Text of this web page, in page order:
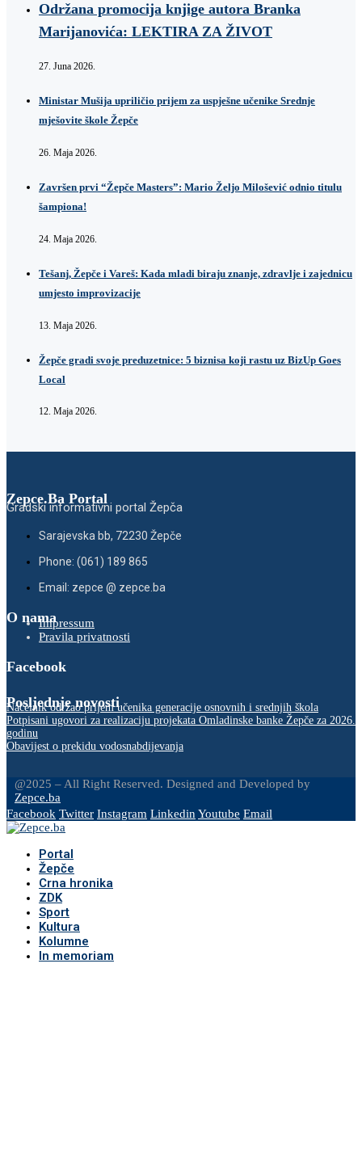
Održana promocija knjige autora Branka
Marijanovića: LEKTIRA ZA ŽIVOT
27. Juna 2026.
Ministar Mušija upriličio prijem za uspješne učenike Srednje
mješovite škole Žepče
26. Maja 2026.
Završen prvi “Žepče Masters”: Mario Željo Milošević odnio titulu
šampiona!
24. Maja 2026.
Tešanj, Žepče i Vareš: Kada mladi biraju znanje, zdravlje i zajednicu
umjesto improvizacije
13. Maja 2026.
Žepče gradi svoje preduzetnice: 5 biznisa koji rastu uz BizUp Goes
Local
12. Maja 2026.
Zepce.Ba Portal
Gradski informativni portal Žepča
Sarajevska bb, 72230 Žepče
Phone: (061) 189 865
Email: zepce @ zepce.ba
O namaImpressum
Pravila privatnosti
Facebook
Posljednje novosti
Načelnik održao prijem učenika generacije osnovnih i srednjih škola
Potpisani ugovori za realizaciju projekata Omladinske banke Žepče za 2026.
godinu
Obavijest o prekidu vodosnabdijevanja
@2025 – All Right Reserved. Designed and Developed by
Zepce.ba
Facebook Twitter Instagram LinkedinYoutube Email
Portal
Žepče
Crna hronika
ZDK
Sport
Kultura
Kolumne
In memoriam